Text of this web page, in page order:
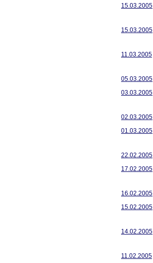
15.03.2005
15.03.2005
11.03.2005
05.03.2005
03.03.2005
02.03.2005
01.03.2005
22.02.2005
17.02.2005
16.02.2005
15.02.2005
14.02.2005
11.02.2005